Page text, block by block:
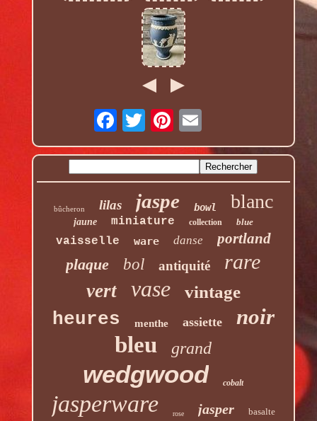
bûcheron lilas jaspe bowl blanc
jaune miniature collection blue
vaisselle ware danse portland
plaque bol antiquité rare
vert vase vintage
heures menthe assiette noir
bleu grand
wedgwood cobalt
jasperware rose jasper basalte